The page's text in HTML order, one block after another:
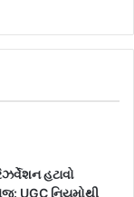
હટાવો
UGC નિયમોથી